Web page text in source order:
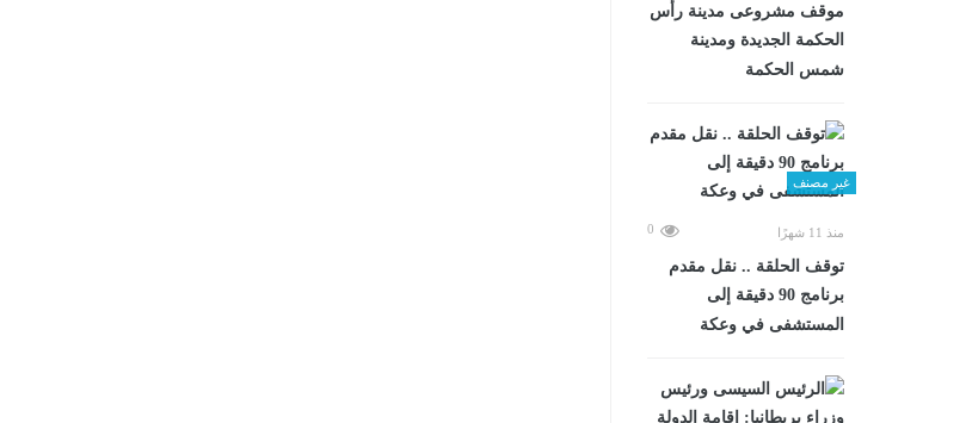
موقف مشروعى مدينة رأس
الحكمة الجديدة ومدينة
شمس الحكمة
غير مصنف
منذ 11 شهرًا 0
توقف الحلقة .. نقل مقدم
برنامج 90 دقيقة إلى
المستشفى في وعكة